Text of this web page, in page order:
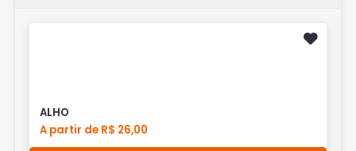
ALHO
A partir de R$ 26,00